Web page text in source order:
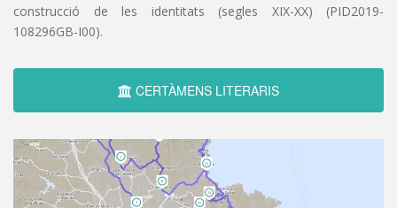
construcció de les identitats (segles XIX-XX) (PID2019-
108296GB-I00).
CERTÀMENS LITERARIS